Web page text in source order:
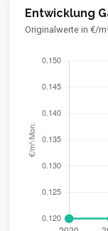
Entwicklung
Originalwerte in €/